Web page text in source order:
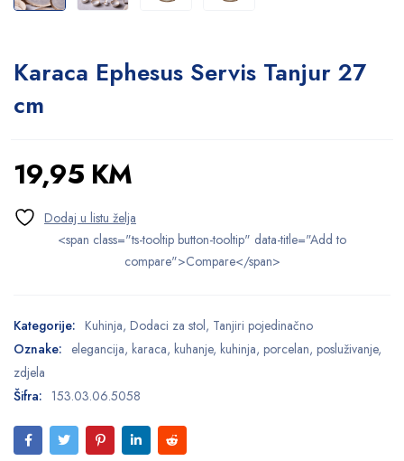
Karaca Ephesus Servis Tanjur 27
cm
19,95 KM
<span class="ts-tooltip button-tooltip" data-title="Add to
compare">Compare</span>
Kategorije: Kuhinja, Dodaci za stol, Tanjiri pojedinačno
Oznake: elegancija, karaca, kuhanje, kuhinja, porcelan, posluživanje,
zdjela
Šifra: 153.03.06.5058